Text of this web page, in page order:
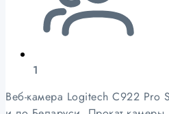
1
Веб-камера Logitech C922 Pro